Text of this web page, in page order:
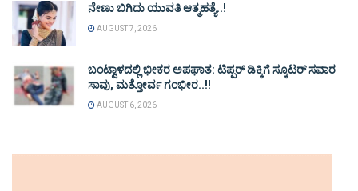
ನೇಣು ಬಿಗಿದು ಯುವತಿ ಆತ್ಮಹತ್ಯೆ..!
AUGUST 7, 2026
ಬಂಟ್ವಾಳದಲ್ಲಿ ಭೀಕರ ಅಪಘಾತ: ಟಿಪ್ಪರ್ ಡಿಕ್ಕಿಗೆ ಸ್ಕೂಟರ್ ಸವಾರ
ಸಾವು, ಮತ್ತೋರ್ವ ಗಂಭೀರ..!!
AUGUST 6, 2026